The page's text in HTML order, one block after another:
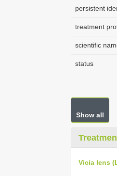
persistent
treatment
scientific
status
Show all
Vicia lens